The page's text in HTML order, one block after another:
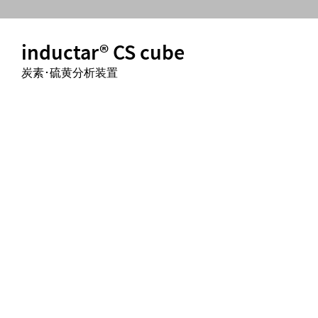
inductar® CS cube
炭素･硫黄分析装置 (ヘリウ